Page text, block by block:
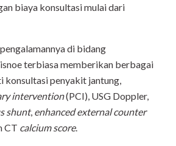
biaya konsultasi mulai dari
di bidang
terbiasa memberikan berbagai
konsultasi penyakit jantung,
intervention(PCI), USG Doppler,
shunt, enhanced external counter
CT calcium score.